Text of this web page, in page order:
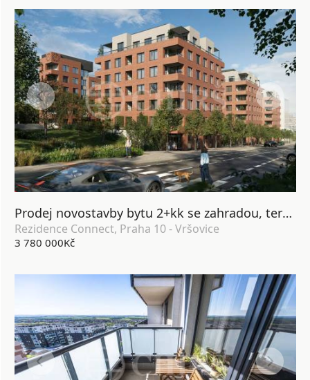
Prodej novostavby bytu 2+kk se zahradou, terasou, lodžií, sklepem a garážovým stáním, DV, 64 m2, Praha 10 - Vršovice
Rezidence Connect, Praha 10 - Vršovice
3 780 000Kč